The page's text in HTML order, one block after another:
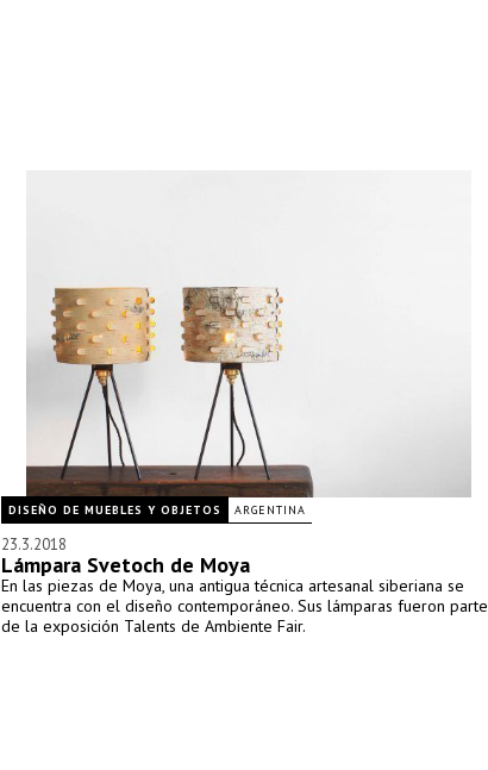
DISEÑO DE MUEBLES Y OBJETOS ARGENTINA
23.3.2018
Lámpara Svetoch de Moya
En las piezas de Moya, una antigua técnica artesanal siberiana se
encuentra con el diseño contemporáneo. Sus lámparas fueron parte
de la exposición Talents de Ambiente Fair.